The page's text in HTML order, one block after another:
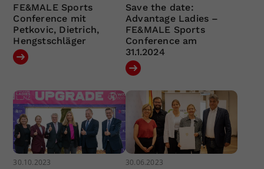
FE&MALE Sports
Conference mit
Petkovic, Dietrich,
Hengstschläger
Save the date:
Advantage Ladies –
FE&MALE Sports
Conference am
31.1.2024
30.10.2023 30.06.2023